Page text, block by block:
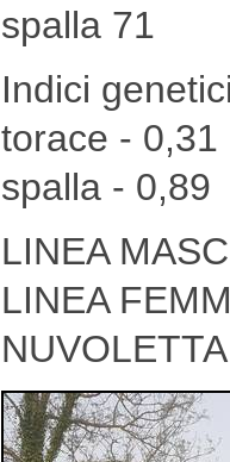
spalla 71
Indici
torace -
spalla - 0,89
LINEA
LINEA
NUVOLETTA